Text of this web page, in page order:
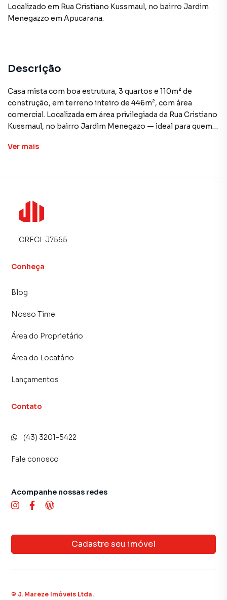
Localizado em Rua Cristiano Kussmaul, no bairro Jardim
Menegazzo em Apucarana.
Descrição
Casa mista com boa estrutura, 3 quartos e 110m² de
construção, em terreno inteiro de 446m², com área
comercial. Localizada em área privilegiada da Rua Cristiano
Kussmaul, no bairro Jardim Menegazo — ideal para quem
Ver mais
CRECI: J7565
Conheça
Blog
Nosso Time
Área do Proprietário
Área do Locatário
Lançamentos
Contato
(43) 3201-5422
Fale conosco
Cadastre seu imóvel
Acompanhe nossas redes
© J. Mareze Imóveis Ltda.